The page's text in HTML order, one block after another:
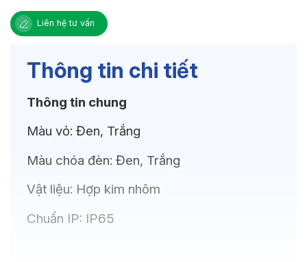
Liên hệ tư vấn
Thông tin chi tiết
Thông tin chung
Màu vỏ: Đen, Trắng
Màu chóa đèn: Đen, Trắng
Vật liệu: Hợp kim nhôm
Chuẩn IP: IP65